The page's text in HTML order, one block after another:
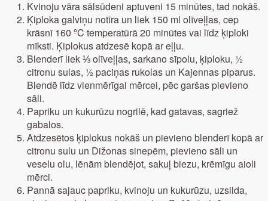
Kvinoju vāra sālsūdeni aptuveni 15 minūtes, tad nokāš.
Ķiploka galviņu notīra un liek 150 ml olīveļļas, cep
krāsnī 160 ºC temperatūrā 20 minūtes vai līdz ķiploki
mīksti. Ķiplokus atdzesē kopā ar eļļu.
Blenderī liek ⅓ olīveļļas, sarkano sīpolu, ķiploku, ½
citronu sulas, ½ paciņas rukolas un Kajennas piparus.
Blendē līdz vienmērīgai mērcei, pēc garšas pievieno
sāli.
Papriku un kukurūzu nogrilē, kad gatavas, sagriež
gabalos.
Atdzesētos ķiplokus nokāš un pievieno blenderī kopā ar
citronu sulu un Dižonas sinepēm, pievieno sāli un
veselu olu, lēnām blendējot, sakuļ biezu, krēmīgu aioli
mērci.
Pannā sajauc papriku, kvinoju un kukurūzu, uzsilda,